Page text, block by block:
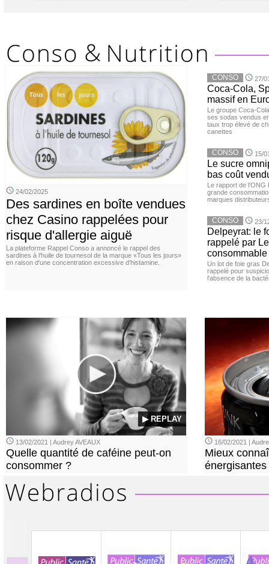
24/02/2025
Des sardines en boîte vendues
chez Casino rappelées pour
risque d'allergie aiguë
La plateforme Rappel Conso a annoncé le rappel des
sardines à l’huile de tournesol de la marque «Tous les jours»
en raison d'une concentration excessive d’histamine.
CONSO 27/
Coca-Cola,
massif en
Le groupe Coca-
ses sodas vendus
taux trop élevé de
canettes
CONSO 15/
Le sucre
bas coût
Le rapport de l'ONG
grande
marques
CONSO 23/
Delpeyrat: le
rappelé par
consommable
Un lot de foie gras
rappelé pour
l'absence de la
▶ REPLAY
13/02/2021 | Audrey AVEAUX
Quelle quantité de caféine peut-on
consommer ?
16/02/2021 |
Mieux
énergisantes